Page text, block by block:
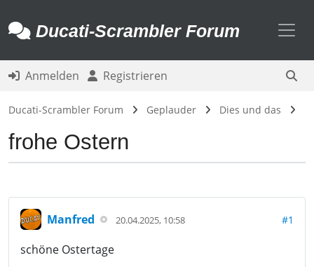
Ducati-Scrambler Forum
Anmelden Registrieren
Ducati-Scrambler Forum Geplauder Dies und das
frohe Ostern
Manfred 20.04.2025, 10:58 #1
schöne Ostertage